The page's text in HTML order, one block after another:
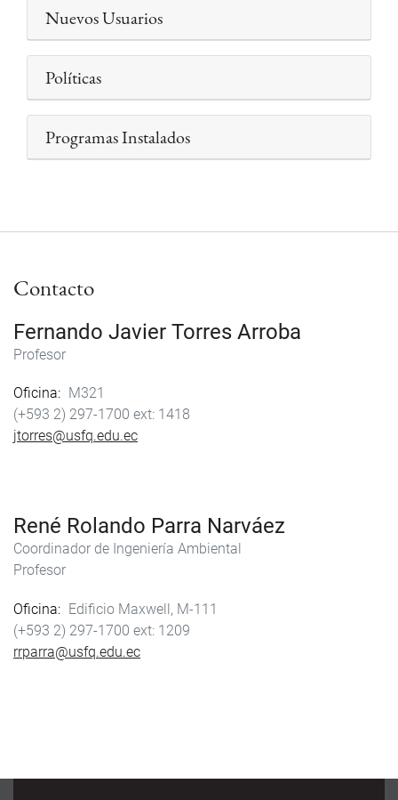
Nuevos Usuarios
Políticas
Programas Instalados
Contacto
Fernando Javier Torres Arroba
Profesor
Oficina
M321
(+593 2) 297-1700
1418
jtorres@usfq.edu.ec
René Rolando Parra Narváez
Coordinador de Ingeniería Ambiental
Profesor
Oficina
Edificio Maxwell, M-111
(+593 2) 297-1700
1209
rrparra@usfq.edu.ec